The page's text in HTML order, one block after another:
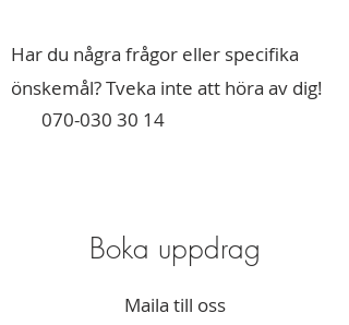
Har du några frågor eller specifika
önskemål? Tveka inte att höra av dig!
070-030 30 14
Boka uppdrag
Maila till oss